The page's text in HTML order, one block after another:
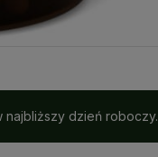
najbliższy dzień roboczy.